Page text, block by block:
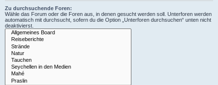
Zu durchsuchende Foren:
Wähle das Forum oder die Foren aus, in denen gesucht werden soll. Unterforen werden
automatisch mit durchsucht, sofern du die Option „Unterforen durchsuchen“ unten nicht
deaktivierst.